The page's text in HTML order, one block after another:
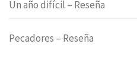
Un año difícil – Reseña
Pecadores – Reseña